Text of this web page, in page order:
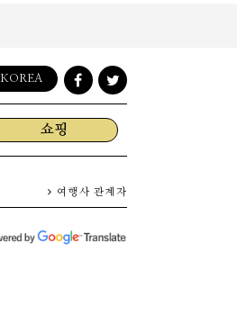
KOREA
English
日本語
한국어
쇼핑
여행사 관계자